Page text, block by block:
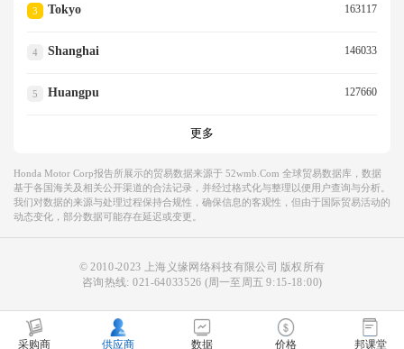
3 Tokyo 163117
4 Shanghai 146033
5 Huangpu 127660
更多
Honda Motor Corp报告所展示的贸易数据来源于 52wmb.com 全球贸易数据库，数据
基于各国海关及相关公开渠道的合法记录，并经过格式化与整理以便用户查询与分析。
我们对数据的来源与处理过程保持合规性，确保信息的客观性，但由于国际贸易活动的
动态变化，部分数据可能存在延迟或变更。
© 2010-2023 上海义缘网络科技有限公司 版权所有
咨询热线:021-64033526 (周一至周五 9:15-18:00)
采购商 供应商 数据 价格 邦课堂